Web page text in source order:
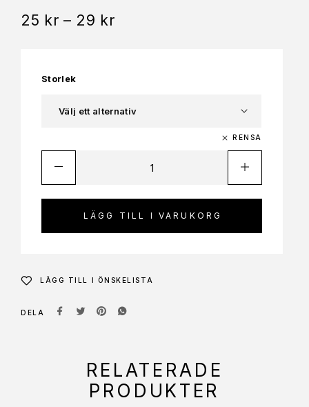
25 kr – 29 kr
Storlek
RENSA
LÄGG TILL I VARUKORG
LÄGG TILL I ÖNSKELISTA
DELA
RELATERADE
PRODUKTER